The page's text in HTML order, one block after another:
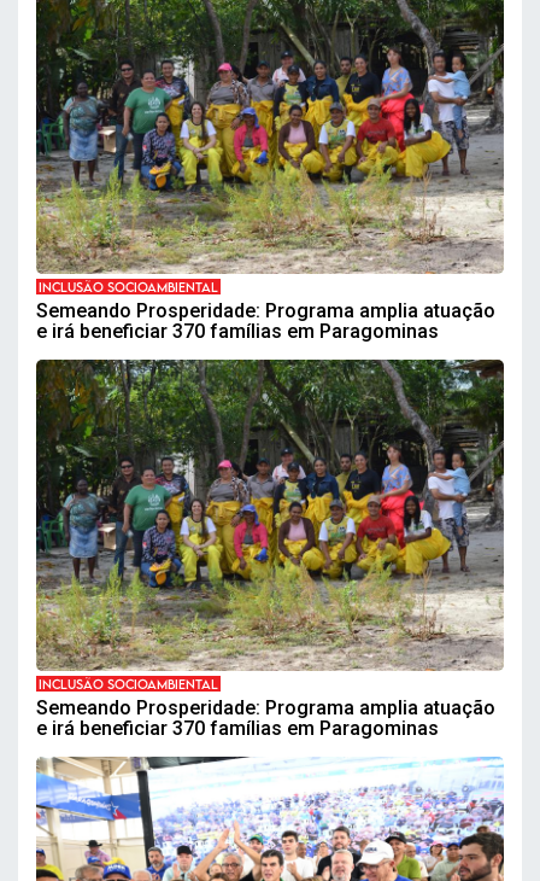
INCLUSÃO SOCIOAMBIENTAL
Semeando Prosperidade: Programa amplia atuação
e irá beneficiar 370 famílias em Paragominas
INCLUSÃO SOCIOAMBIENTAL
Semeando Prosperidade: Programa amplia atuação
e irá beneficiar 370 famílias em Paragominas